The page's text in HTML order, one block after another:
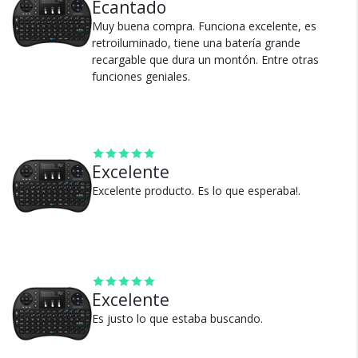
Ecantado
Muy buena compra. Funciona excelente, es
retroiluminado, tiene una batería grande
recargable que dura un montón. Entre otras
funciones geniales.
Excelente
Excelente producto. Es lo que esperaba!.
Excelente
Es justo lo que estaba buscando.
Cambios y Devoluciones
¿Por qué estamos tan
seguros?